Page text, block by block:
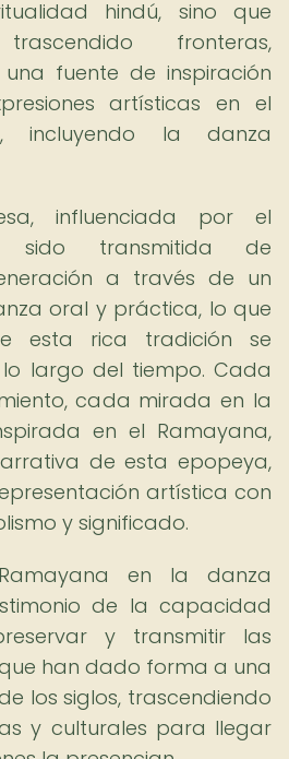
hindú, sino que
fronteras,
fuente de inspiración
artísticas en el
incluyendo la danza
influenciada por el
sido transmitida de
a través de un
oral y práctica, lo que
esta rica tradición se
largo del tiempo. Cada
cada mirada en la
en el Ramayana,
de esta epopeya,
artística con
y significado.
en la danza
de la capacidad
y transmitir las
han dado forma a una
los siglos, trascendiendo
y culturales para llegar